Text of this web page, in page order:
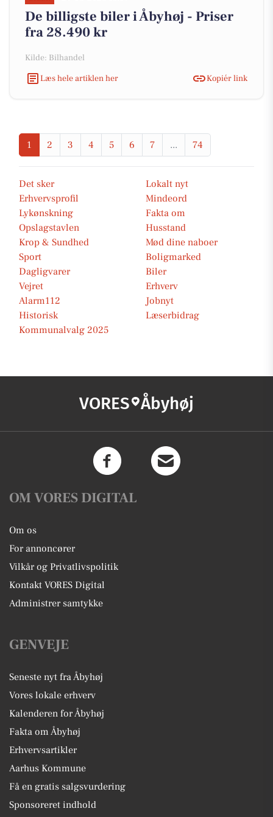
De billigste biler i Åbyhøj - Priser
fra 28.490 kr
Kilde: Bilhandel
Læs hele artiklen her
Kopiér link
1 2 3 4 5 6 7 ... 74
Det sker
Lokalt nyt
Erhvervsprofil
Mindeord
Lykønskning
Fakta om
Opslagstavlen
Husstand
Krop & Sundhed
Mød dine naboer
Sport
Boligmarked
Dagligvarer
Biler
Vejret
Erhverv
Alarm112
Jobnyt
Historisk
Læserbidrag
Kommunalvalg 2025
VORES Åbyhøj
OM VORES DIGITAL
Om os
For annoncører
Vilkår og Privatlivspolitik
Kontakt VORES Digital
Administrer samtykke
GENVEJE
Seneste nyt fra Åbyhøj
Vores lokale erhverv
Kalenderen for Åbyhøj
Fakta om Åbyhøj
Erhvervsartikler
Aarhus Kommune
Få en gratis salgsvurdering
Sponsoreret indhold